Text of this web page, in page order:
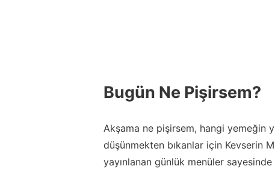
Bugün Ne Pişirsem?
Akşama ne pişirsem, hangi yemeğin
düşünmekten bıkanlar için Kevserin
yayınlanan günlük menüler